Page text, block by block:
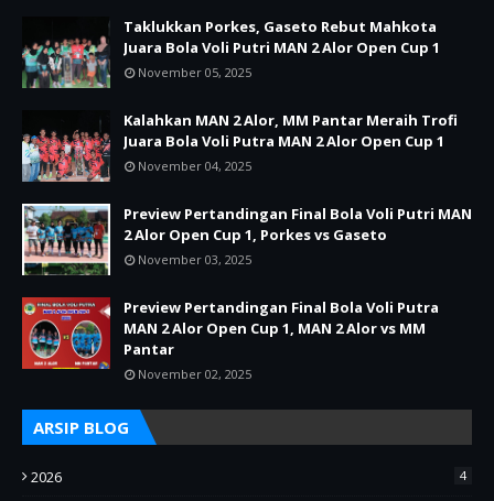
Taklukkan Porkes, Gaseto Rebut Mahkota
Juara Bola Voli Putri MAN 2 Alor Open Cup 1
November 05, 2025
Kalahkan MAN 2 Alor, MM Pantar Meraih Trofi
Juara Bola Voli Putra MAN 2 Alor Open Cup 1
November 04, 2025
Preview Pertandingan Final Bola Voli Putri MAN
2 Alor Open Cup 1, Porkes vs Gaseto
November 03, 2025
Preview Pertandingan Final Bola Voli Putra
MAN 2 Alor Open Cup 1, MAN 2 Alor vs MM
Pantar
November 02, 2025
ARSIP BLOG
2026 4